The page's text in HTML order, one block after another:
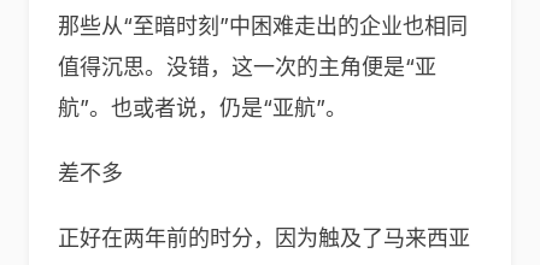
那些从“至暗时刻”中困难走出的企业也相同
值得沉思。没错，这一次的主角便是“亚
航”。也或者说，仍是“亚航”。
差不多
正好在两年前的时分，因为触及了马来西亚